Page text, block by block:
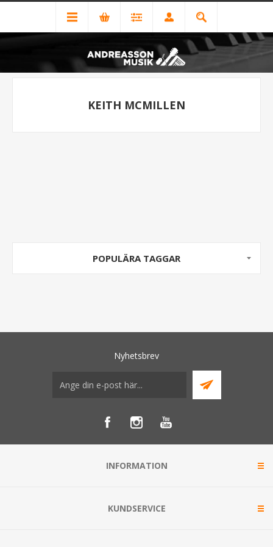
KEITH MCMILLEN
POPULÄRA TAGGAR
Nyhetsbrev
INFORMATION
KUNDSERVICE